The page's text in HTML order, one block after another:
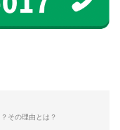
その理由とは？